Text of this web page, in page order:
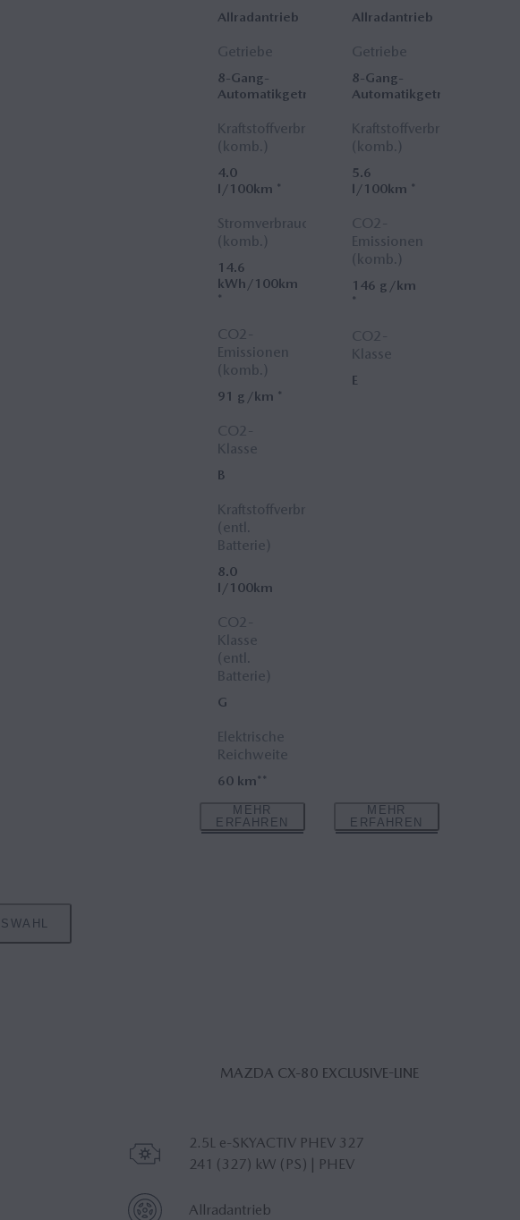
Allradantrieb
Getriebe
8-Gang-
Automatikgetriebe
Kraftstoffverbrauch
(komb.)
4.0
l/100km *
Stromverbrauch
(komb.)
14.6
kWh/100km
*
CO2-
Emissionen
(komb.)
91 g/km *
CO2-
Klasse
B
Kraftstoffverbrauch
(entl.
Batterie)
8.0
l/100km
CO2-
Klasse
(entl.
Batterie)
G
Elektrische
Reichweite
60 km**
MEHR
ERFAHREN
Allradantrieb
Getriebe
8-Gang-
Automatikgetriebe
Kraftstoffverbrauch
(komb.)
5.6
l/100km *
CO2-
Emissionen
(komb.)
146 g/km
*
CO2-
Klasse
E
MEHR
ERFAHREN
MAZDA CX‑80 EXCLUSIVE-LINE
Motor
2.5L e-SKYACTIV PHEV 327
241 (327) kW (PS) | PHEV
Antrieb
Allradantrieb